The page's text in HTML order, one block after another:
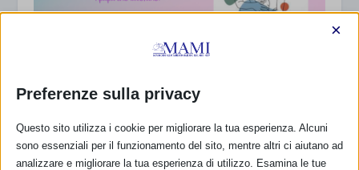
Sam2023 a Mondoví con resoconto
29 Settembre 2023
Preferenze sulla privacy
×
Questo sito utilizza i cookie per migliorare la tua esperienza. Alcuni
sono essenziali per il funzionamento del sito, mentre altri ci aiutano ad
analizzare e migliorare la tua esperienza di utilizzo. Esamina le tue